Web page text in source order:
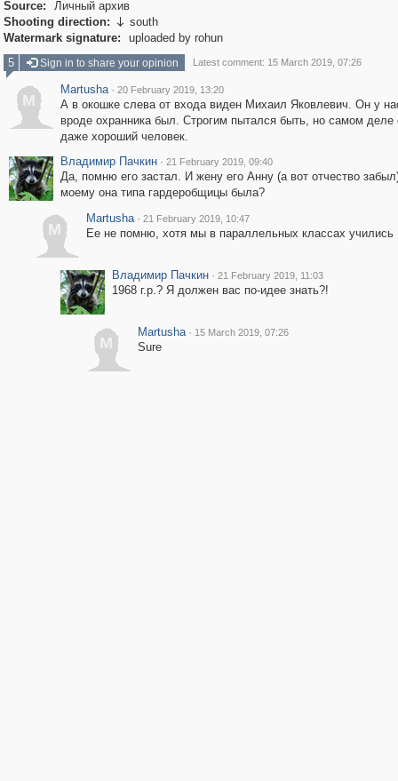
Source:
Личный архив
Shooting direction:  south
Watermark signature:
uploaded by rohun
5
Sign in to share your opinion Latest comment: 15 March 2019, 07:26
M
Martusha · 20 February 2019, 13:20
А в окошке слева от входа виден Михаил Яковлевич. Он у
вроде охранника был. Строгим пытался быть, но самом деле
даже хороший человек.
Владимир Пачкин · 21 February 2019, 09:40
Да, помню его застал. И жену его Анну (а вот отчество
моему она типа гардеробщицы была?
M
Martusha · 21 February 2019, 10:47
Ее не помню, хотя мы в параллельных классах учились
Владимир Пачкин · 21 February 2019, 11:03
1968 г.р.? Я должен вас по-идее знать?!
M
Martusha · 15 March 2019, 07:26
Sure